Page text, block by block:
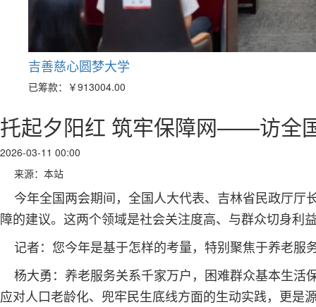
吉善慈心圆梦大学
已筹款： ￥913004.00
托起夕阳红 筑牢保障网——访全
2026-03-11 00:00
来源：本站
今年全国两会期间，全国人大代表、吉林省民政厅厅
障的建议。这两个领域是社会关注度高、与群众切身利
记者：您今年是基于怎样的考量，特别聚焦于养老服
杨大勇：养老服务关系千家万户，困难群众基本生活
应对人口老龄化、兜牢民生底线方面的生动实践，更是